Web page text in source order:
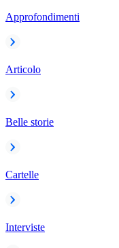
Approfondimenti
Articolo
Belle storie
Cartelle
Interviste